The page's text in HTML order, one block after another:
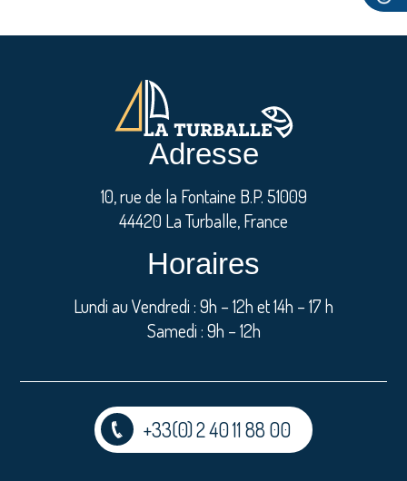
Adresse
10, rue de la Fontaine B.P. 51009
44420 La Turballe, France
Horaires
Lundi au Vendredi : 9h – 12h et 14h – 17 h
Samedi : 9h – 12h
+33(0) 2 40 11 88 00